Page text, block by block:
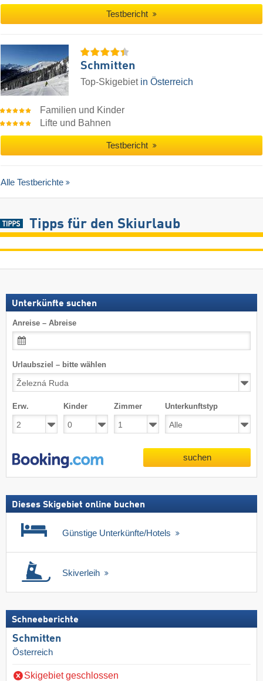
Testbericht
Schmitten
Top-Skigebiet in Österreich
Familien und Kinder
Lifte und Bahnen
Testbericht
Alle Testberichte
Tipps für den Skiurlaub
Unterkünfte suchen
Anreise – Abreise
Urlaubsziel – bitte wählen
Erw. Kinder Zimmer Unterkunftstyp
suchen
Dieses Skigebiet online buchen
Günstige Unterkünfte/Hotels
Skiverleih
Schneeberichte
Schmitten
Österreich
Skigebiet geschlossen